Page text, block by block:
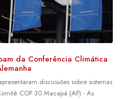
da Conferência Climática
discussões sobre sistemas
COP 30 Macapá (AP) - As